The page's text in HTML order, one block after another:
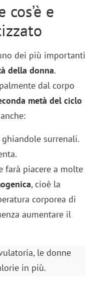
e
dei più importanti
della donna.
dal corpo
metà del ciclo
surrenali.
farà piacere a molte
, cioè la
corporea di
aumentare il
le donne
in più.